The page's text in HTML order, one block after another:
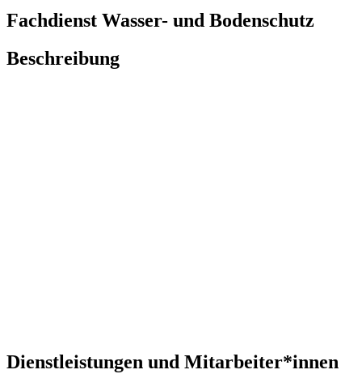
Fachdienst Wasser- und Bodenschutz
Beschreibung
Dienstleistungen und Mitarbeiter*innen